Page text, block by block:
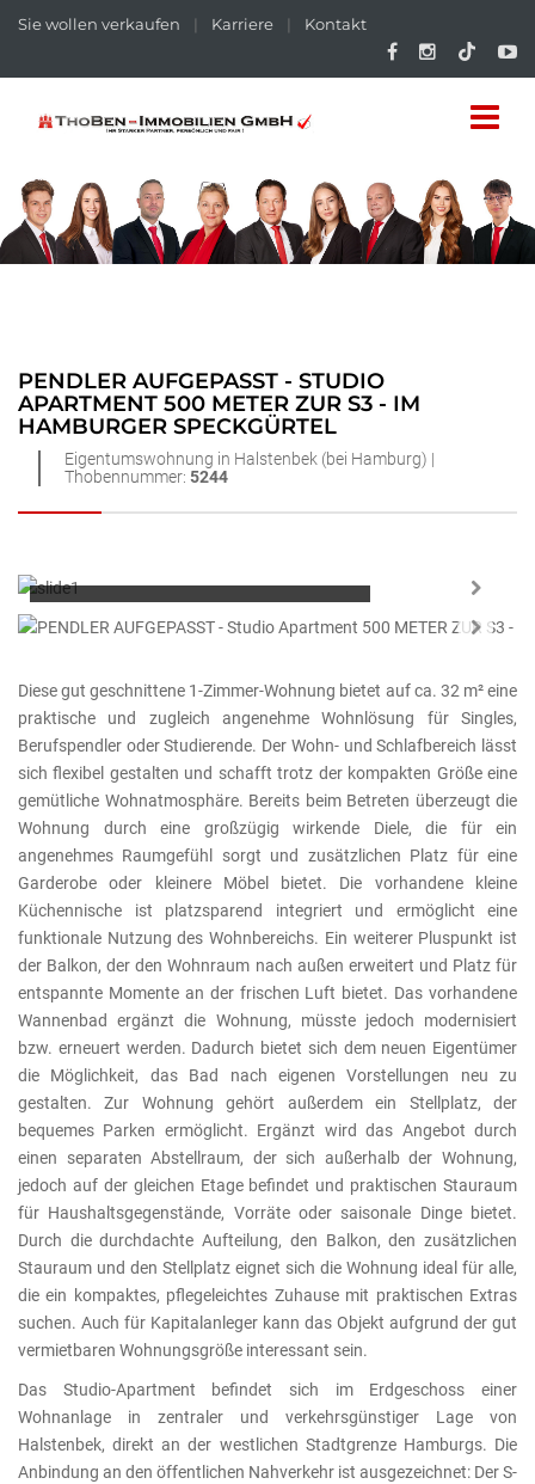
Sie wollen verkaufen | Karriere | Kontakt
PENDLER AUFGEPASST - STUDIO
APARTMENT 500 METER ZUR S3 - IM
HAMBURGER SPECKGÜRTEL
Eigentumswohnung in Halstenbek (bei Hamburg) |
Thobennummer: 5244
Next
Diese gut geschnittene 1-Zimmer-Wohnung bietet auf ca. 32 m² eine
praktische und zugleich angenehme Wohnlösung für Singles,
Berufspendler oder Studierende. Der Wohn- und Schlafbereich lässt
sich flexibel gestalten und schafft trotz der kompakten Größe eine
gemütliche Wohnatmosphäre. Bereits beim Betreten überzeugt die
Wohnung durch eine großzügig wirkende Diele, die für ein
angenehmes Raumgefühl sorgt und zusätzlichen Platz für eine
Garderobe oder kleinere Möbel bietet. Die vorhandene kleine
Küchennische ist platzsparend integriert und ermöglicht eine
funktionale Nutzung des Wohnbereichs. Ein weiterer Pluspunkt ist
der Balkon, der den Wohnraum nach außen erweitert und Platz für
entspannte Momente an der frischen Luft bietet. Das vorhandene
Wannenbad ergänzt die Wohnung, müsste jedoch modernisiert
bzw. erneuert werden. Dadurch bietet sich dem neuen Eigentümer
die Möglichkeit, das Bad nach eigenen Vorstellungen neu zu
gestalten. Zur Wohnung gehört außerdem ein Stellplatz, der
bequemes Parken ermöglicht. Ergänzt wird das Angebot durch
einen separaten Abstellraum, der sich außerhalb der Wohnung,
jedoch auf der gleichen Etage befindet und praktischen Stauraum
für Haushaltsgegenstände, Vorräte oder saisonale Dinge bietet.
Durch die durchdachte Aufteilung, den Balkon, den zusätzlichen
Stauraum und den Stellplatz eignet sich die Wohnung ideal für alle,
die ein kompaktes, pflegeleichtes Zuhause mit praktischen Extras
suchen. Auch für Kapitalanleger kann das Objekt aufgrund der gut
vermietbaren Wohnungsgröße interessant sein.
Das Studio-Apartment befindet sich im Erdgeschoss einer
Wohnanlage in zentraler und verkehrsgünstiger Lage von
Halstenbek, direkt an der westlichen Stadtgrenze Hamburgs. Die
Anbindung an den öffentlichen Nahverkehr ist ausgezeichnet: Der S-